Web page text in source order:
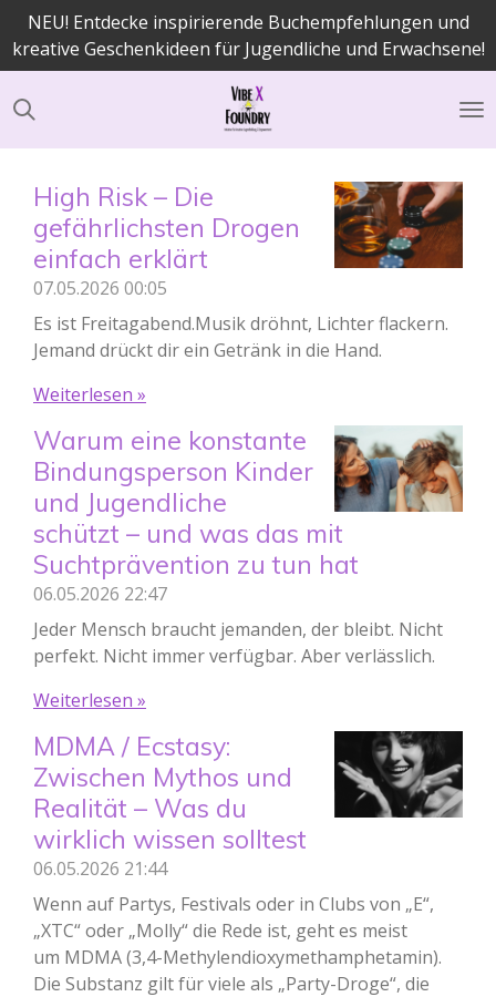
Zum
Hauptinhalt
springen
NEU! Entdecke inspirierende Buchempfehlungen und
kreative Geschenkideen für Jugendliche und Erwachsene!
High Risk – Die
gefährlichsten Drogen
einfach erklärt
07.05.2026 00:05
Es ist Freitagabend.Musik dröhnt, Lichter flackern.
Jemand drückt dir ein Getränk in die Hand.
Weiterlesen »
Warum eine konstante
Bindungsperson Kinder
und Jugendliche
schützt – und was das mit
Suchtprävention zu tun hat
06.05.2026 22:47
Jeder Mensch braucht jemanden, der bleibt. Nicht
perfekt. Nicht immer verfügbar. Aber verlässlich.
Weiterlesen »
MDMA / Ecstasy:
Zwischen Mythos und
Realität – Was du
wirklich wissen solltest
06.05.2026 21:44
Wenn auf Partys, Festivals oder in Clubs von „E“,
„XTC“ oder „Molly“ die Rede ist, geht es meist
um MDMA (3,4-Methylen­dioxymethamphetamin).
Die Substanz gilt für viele als „Party-Droge“, die